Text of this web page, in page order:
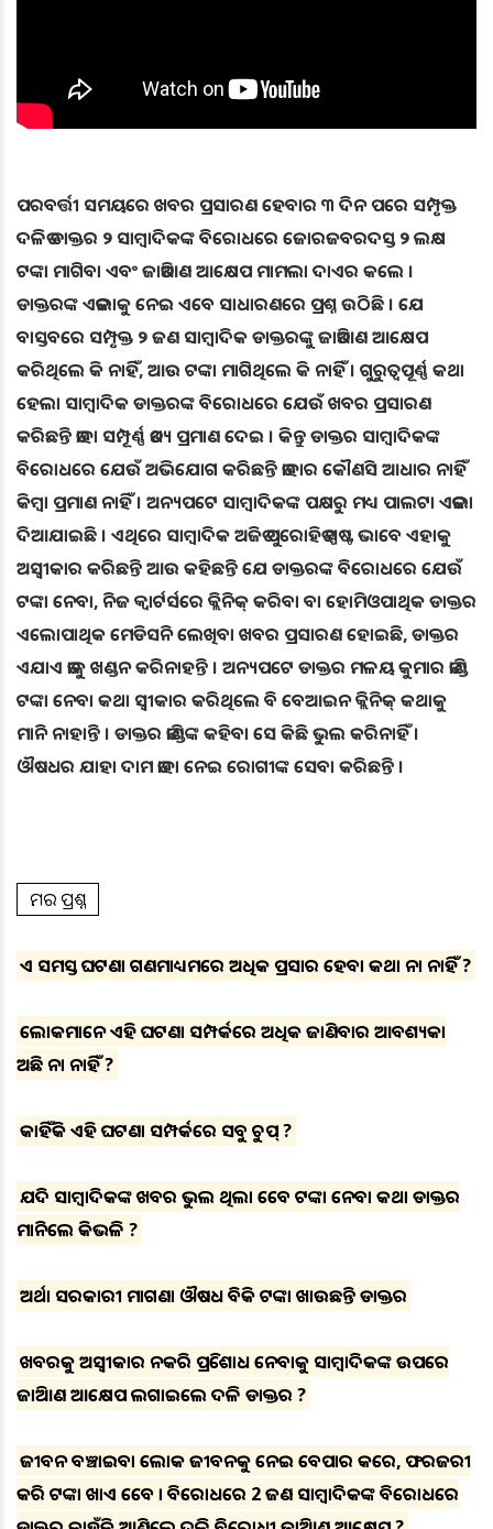
ପରବର୍ତ୍ତୀ ସମୟରେ ଖବର ପ୍ରସାରଣ ହେବାର ୩ ଦିନ ପରେ ସମ୍ପୃକ୍ତ
ଦଳିତ ଡାକ୍ତର ୨ ସାମ୍ବାଦିକଙ୍କ ବିରୋଧରେ ଜୋରଜବରଦସ୍ତ ୨ ଲକ୍ଷ
ଟଙ୍କା ମାଗିବା ଏବଂ ଜାତିଆଣ ଆକ୍ଷେପ ମାମଲା ଦାଏର କଲେ ।
ଡାକ୍ତରଙ୍କ ଏତଲାକୁ ନେଇ ଏବେ ସାଧାରଣରେ ପ୍ରଶ୍ନ ଉଠିଛି । ଯେ
ବାସ୍ତବରେ ସମ୍ପୃକ୍ତ ୨ ଜଣ ସାମ୍ବାଦିକ ଡାକ୍ତରଙ୍କୁ ଜାତିଆଣ ଆକ୍ଷେପ
କରିଥିଲେ କି ନାହିଁ, ଆଉ ଟଙ୍କା ମାଗିଥିଲେ କି ନାହିଁ । ଗୁରୁତ୍ବପୂର୍ଣ୍ଣ କଥା
ହେଲା ସାମ୍ବାଦିକ ଡାକ୍ତରଙ୍କ ବିରୋଧରେ ଯେଉଁ ଖବର ପ୍ରସାରଣ
କରିଛନ୍ତି ତାହା ସମ୍ପୂର୍ଣ୍ଣ ତଥ୍ୟ ପ୍ରମାଣ ଦେଇ । କିନ୍ତୁ ଡାକ୍ତର ସାମ୍ବାଦିକଙ୍କ
ବିରୋଧରେ ଯେଉଁ ଅଭିଯୋଗ କରିଛନ୍ତି ତାହାର କୌଣସି ଆଧାର ନାହିଁ
କିମ୍ବା ପ୍ରମାଣ ନାହିଁ । ଅନ୍ୟପଟେ ସାମ୍ବାଦିକଙ୍କ ପକ୍ଷରୁ ମଧ୍ୟ ପାଲଟା ଏତଲା
ଦିଆଯାଇଛି । ଏଥିରେ ସାମ୍ବାଦିକ ଅଜିତ ପୁରୋହିତ ସ୍ପଷ୍ଟ ଭାବେ ଏହାକୁ
ଅସ୍ବୀକାର କରିଛନ୍ତି ଆଉ କହିଛନ୍ତି ଯେ ଡାକ୍ତରଙ୍କ ବିରୋଧରେ ଯେଉଁ
ଟଙ୍କା ନେବା, ନିଜ କ୍ବାର୍ଟର୍ସରେ କ୍ଲିନିକ୍ କରିବା ବା ହୋମିଓପାଥିକ ଡାକ୍ତର
ଏଲୋପାଥିକ ମେଡିସନି ଲେଖିବା ଖବର ପ୍ରସାରଣ ହୋଇଛି, ଡାକ୍ତର
ଏଯାଏ ତାକୁ ଖଣ୍ଡନ କରିନାହନ୍ତି । ଅନ୍ୟପଟେ ଡାକ୍ତର ମଳୟ କୁମାର ତାଣ୍ଡି
ଟଙ୍କା ନେବା କଥା ସ୍ବୀକାର କରିଥିଲେ ବି ବେଆଇନ କ୍ଲିନିକ୍‌ କଥାକୁ
ମାନି ନାହାନ୍ତି । ଡାକ୍ତର ତାଣ୍ଡିଙ୍କ କହିବା ସେ କିଛି ଭୁଲ କରିନାହିଁ ।
ଔଷଧର ଯାହା ଦାମ ତାହା ନେଇ ରୋଗୀଙ୍କ ସେବା କରିଛନ୍ତି ।
ଆମର ପ୍ରଶ୍ନ
ଏ ସମସ୍ତ ଘଟଣା ଗଣମାଧ୍ୟମରେ ଅଧିକ ପ୍ରସାର ହେବା କଥା ନା ନାହିଁ ?
ଲୋକମାନେ ଏହି ଘଟଣା ସମ୍ପର୍କରେ ଅଧିକ ଜାଣିବାର ଆବଶ୍ୟକତା
ଅଛି ନା ନାହିଁ ?
କାହିଁକି ଏହି ଘଟଣା ସମ୍ପର୍କରେ ସବୁ ଚୁପ୍ ?
ଯଦି ସାମ୍ବାଦିକଙ୍କ ଖବର ଭୁଲ ଥିଲା ତେବେ ଟଙ୍କା ନେବା କଥା ଡାକ୍ତର
ମାନିଲେ କିଭଳି ?
ଅର୍ଥାତ ସରକାରୀ ମାଗଣା ଔଷଧ ବିକି ଟଙ୍କା ଖାଉଛନ୍ତି ଡାକ୍ତର
ଖବରକୁ ଅସ୍ବୀକାର ନକରି ପ୍ରତିଶୋଧ ନେବାକୁ ସାମ୍ବାଦିକଙ୍କ ଉପରେ
ଜାତିଆଣ ଆକ୍ଷେପ ଲଗାଇଲେ ଦଳିତ ଡାକ୍ତର ?
ଜୀବନ ବଞ୍ଚାଇବା ଲୋକ ଜୀବନକୁ ନେଇ ବେପାର କରେ, ଫରଜରୀ
କରି ଟଙ୍କା ଖାଏ ତେବେ ତା ବିରୋଧରେ 2 ଜଣ ସାମ୍ବାଦିକଙ୍କ ବିରୋଧରେ